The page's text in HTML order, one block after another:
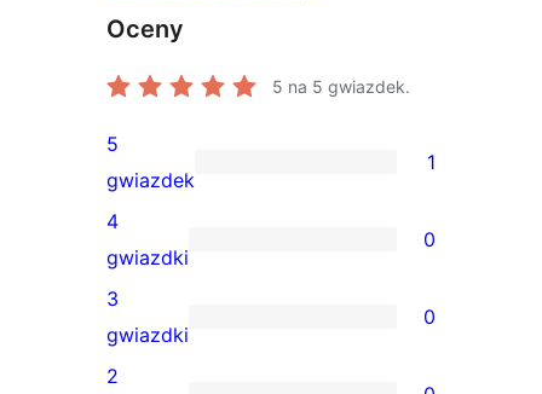
Oceny
5 na 5 gwiazdek.
1
recenzja
5-
gwiazdkowa
5
gwiazdek
1
0
recenzji
4-
gwiazdkowych
4
gwiazdki
0
0
recenzji
3
gwiazdki
0
2